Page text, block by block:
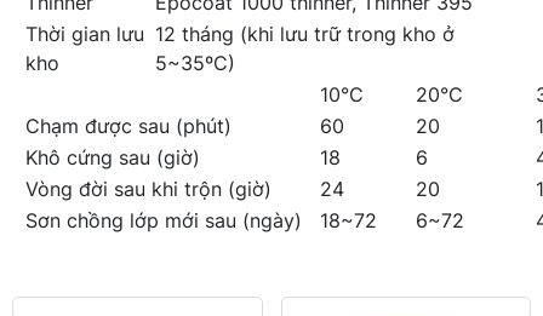
Thời gian lưu
kho
12 tháng (khi lưu trữ trong kho ở
5~35ºC)
10°C
20°C
Chạm được sau (phút)
60 20
Khô cứng sau (giờ)
18 6
Vòng đời sau khi trộn (giờ)
24 20
Sơn chồng lớp mới sau (ngày)
18~72 6~72